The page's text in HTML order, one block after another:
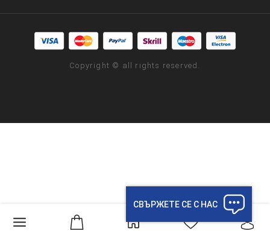
Copyright © all rights reserved.
СВЪРЖЕТЕ СЕ С НАС